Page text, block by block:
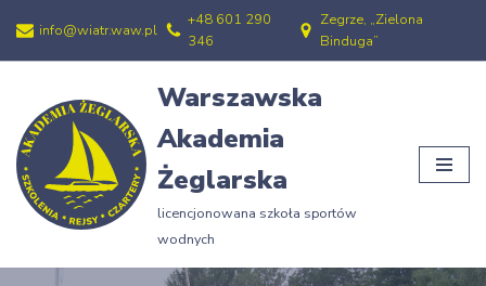
Przejdź
treści
info@wiatr.waw.pl
+48 601 290
346
Zegrze, „Zielona
Binduga”
Warszawska
Akademia
Żeglarska
licencjonowana szkoła sportów
wodnych